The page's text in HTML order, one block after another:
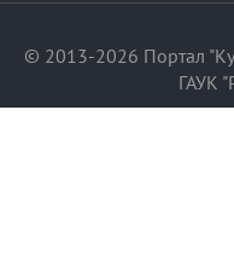
© 2013-2026 Портал
ГАУК